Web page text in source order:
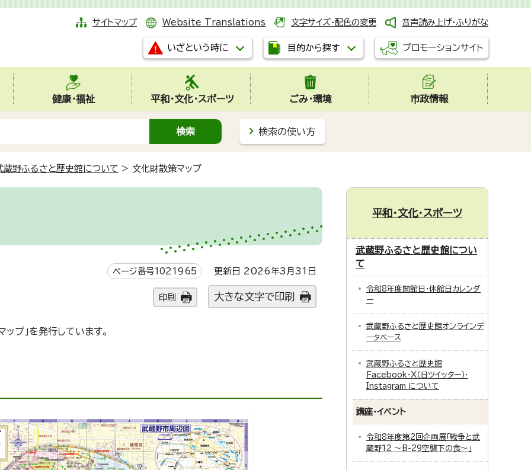
サイトマップ Website Translations 文字サイズ・配色の変更 音声読み上げ・ふりがな
いざという時に 目的から探す プロモーションサイト
健康・福祉 平和・文化・スポーツ ごみ・環境 市政情報
検索の使い方
蔵野ふるさと歴史館について > 文化財散策マップ
ページ番号1021965 更新日 2026年3月31日
印刷 大きな文字で印刷
プ」を発行しています。
平和・文化・スポーツ
武蔵野ふるさと歴史館につい
て
令和8年度開館日・休館日カレンダ
ー
武蔵野ふるさと歴史館オンラインデ
ータベース
武蔵野ふるさと歴史館
Facebook・X（旧ツイッター）・
Instagram について
講座・イベント
令和8年度第2回企画展「戦争と武
蔵野12 ～B-29空襲下の食～」